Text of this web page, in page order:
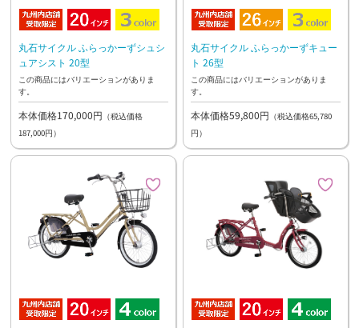
丸石サイクル ふらっかーずシュシ
ュアシスト 20型
この商品にはバリエーションがありま
す。
本体価格170,000円 （税込価格
187,000円）
丸石サイクル ふらっかーずキュー
ト 26型
この商品にはバリエーションがありま
す。
本体価格59,800円 （税込価格65,780
円）